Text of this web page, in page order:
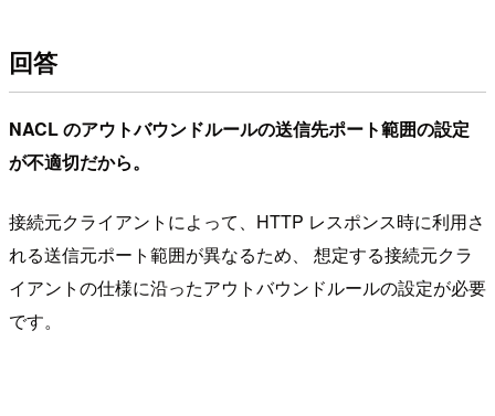
回答
NACL のアウトバウンドルールの送信先ポート範囲の設定
が不適切だから。
接続元クライアントによって、HTTP レスポンス時に利用さ
れる送信元ポート範囲が異なるため、 想定する接続元クラ
イアントの仕様に沿ったアウトバウンドルールの設定が必要
です。